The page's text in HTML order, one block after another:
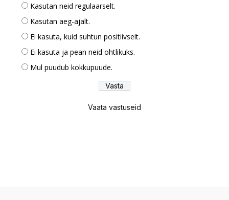
Kasutan neid regulaarselt.
Kasutan aeg-ajalt.
Ei kasuta, kuid suhtun positiivselt.
Ei kasuta ja pean neid ohtlikuks.
Mul puudub kokkupuude.
Vaata vastuseid